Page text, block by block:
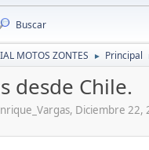
Buscar
MOTOS ZONTES ► Principal
desde Chile.
Diciembre 22,